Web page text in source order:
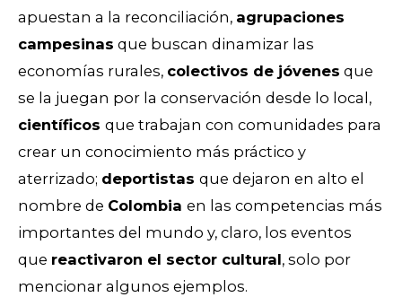
apuestan a la reconciliación, agrupaciones
campesinas que buscan dinamizar las
economías rurales, colectivos de jóvenes que
se la juegan por la conservación desde lo local,
científicos que trabajan con comunidades para
crear un conocimiento más práctico y
aterrizado; deportistas que dejaron en alto el
nombre de Colombia en las competencias más
importantes del mundo y, claro, los eventos
que reactivaron el sector cultural, solo por
mencionar algunos ejemplos.